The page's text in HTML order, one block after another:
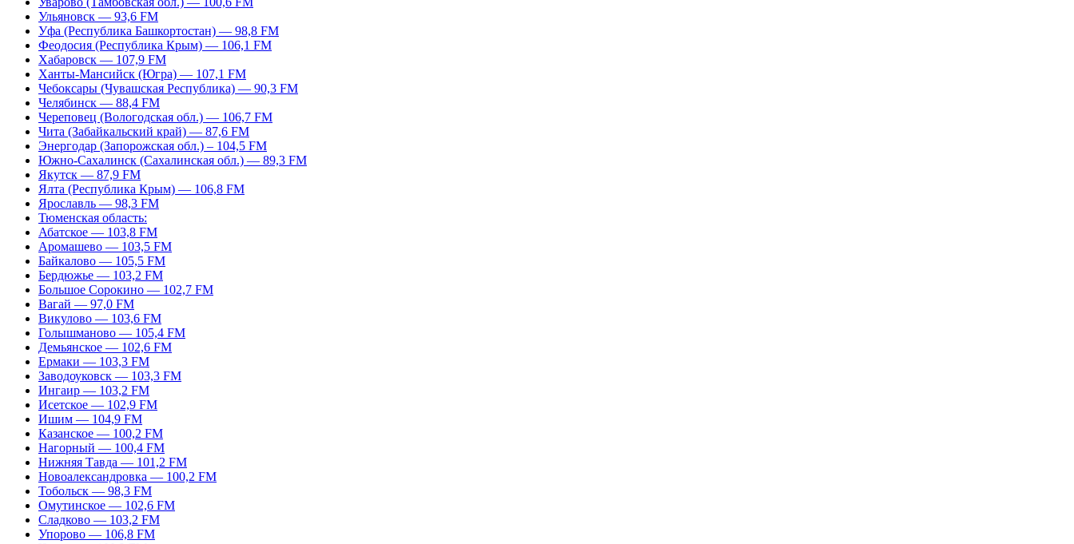
Ульяновск — 93,6 FM
Уфа (Республика Башкортостан) — 98,8 FM
Феодосия (Республика Крым) — 106,1 FM
Хабаровск — 107,9 FM
Ханты-Мансийск (Югра) — 107,1 FM
Чебоксары (Чувашская Республика) — 90,3 FM
Челябинск — 88,4 FM
Череповец (Вологодская обл.) — 106,7 FM
Чита (Забайкальский край) — 87,6 FM
Энергодар (Запорожская обл.) – 104,5 FM
Южно-Сахалинск (Сахалинская обл.) — 89,3 FM
Якутск — 87,9 FM
Ялта (Республика Крым) — 106,8 FM
Ярославль — 98,3 FM
Тюменская область:
Абатское — 103,8 FM
Аромашево — 103,5 FM
Байкалово — 105,5 FM
Бердюжье — 103,2 FM
Большое Сорокино — 102,7 FM
Вагай — 97,0 FM
Викулово — 103,6 FM
Голышманово — 105,4 FM
Демьянское — 102,6 FM
Ермаки — 103,3 FM
Заводоуковск — 103,3 FM
Ингаир — 103,2 FM
Исетское — 102,9 FM
Ишим — 104,9 FM
Казанское — 100,2 FM
Нагорный — 100,4 FM
Нижняя Тавда — 101,2 FM
Новоалександровка — 100,2 FM
Тобольск — 98,3 FM
Омутинское — 102,6 FM
Сладково — 103,2 FM
Упорово — 106,8 FM